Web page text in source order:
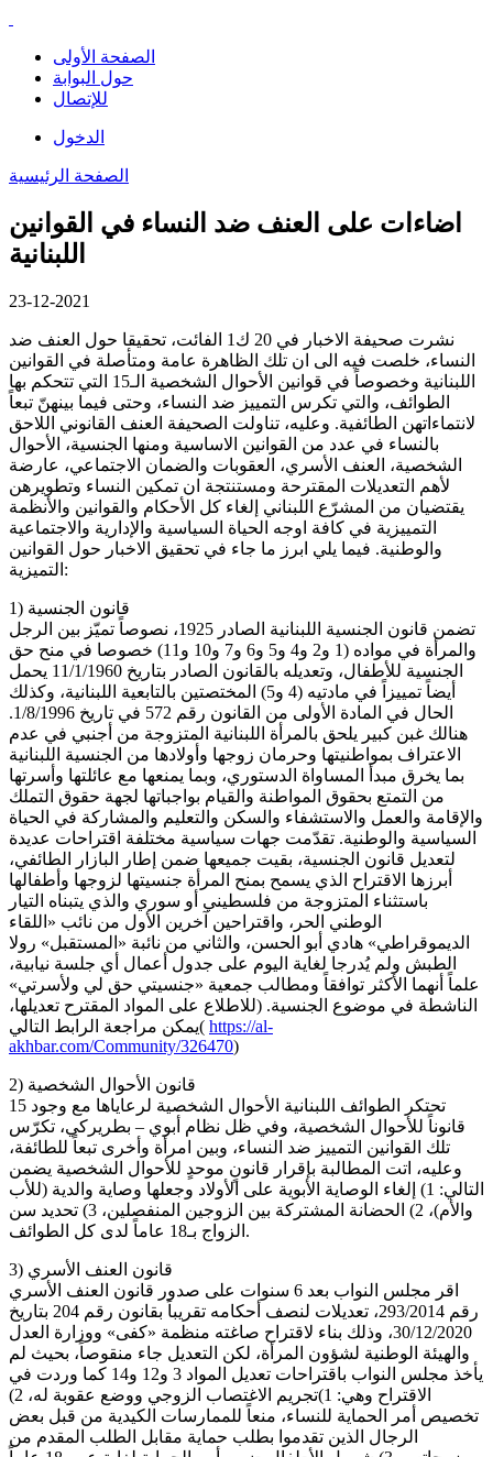
الصفحة الأولى
حول البوابة
للإتصال
الدخول
الصفحة الرئيسية
اضاءات على العنف ضد النساء في القوانين
اللبنانية
23-12-2021
نشرت صحيفة الاخبار في 20 ك1 الفائت، تحقيقا حول العنف ضد
النساء، خلصت فيه الى ان تلك الظاهرة عامة ومتأصلة في القوانين
اللبنانية وخصوصاً في قوانين الأحوال الشخصية الـ15 التي تتحكم بها
الطوائف، والتي تكرس التمييز ضد النساء، وحتى فيما بينهنّ تبعاً
لانتماءاتهن الطائفية. وعليه، تناولت الصحيفة العنف القانوني اللاحق
بالنساء في عدد من القوانين الاساسية ومنها الجنسية، الأحوال
الشخصية، العنف الأسري، العقوبات والضمان الاجتماعي، عارضة
لأهم التعديلات المقترحة ومستنتجة ان تمكين النساء وتطويرهن
يقتضيان من المشرّع اللبناني إلغاء كل الأحكام والقوانين والأنظمة
التمييزية في كافة اوجه الحياة السياسية والإدارية والاجتماعية
والوطنية. فيما يلي ابرز ما جاء في تحقيق الاخبار حول القوانين
التميزية:
1) قانون الجنسية
تضمن قانون الجنسية اللبنانية الصادر 1925، نصوصاً تميّز بين الرجل
والمرأة في مواده (1 و2 و4 و5 و6 و7 و10 و11) خصوصا في منح حق
الجنسية للأطفال، وتعديله بالقانون الصادر بتاريخ 11/1/1960 يحمل
أيضاً تمييزاً في مادتيه (4 و5) المختصتين بالتابعية اللبنانية، وكذلك
الحال في المادة الأولى من القانون رقم 572 في تاريخ 1/8/1996.
هنالك غبن كبير يلحق بالمرأة اللبنانية المتزوجة من أجنبي في عدم
الاعتراف بمواطنيتها وحرمان زوجها وأولادها من الجنسية اللبنانية
بما يخرق مبدأ المساواة الدستوري، وبما يمنعها مع عائلتها وأسرتها
من التمتع بحقوق المواطنة والقيام بواجباتها لجهة حقوق التملك
والإقامة والعمل والاستشفاء والسكن والتعليم والمشاركة في الحياة
السياسية والوطنية. تقدّمت جهات سياسية مختلفة اقتراحات عديدة
لتعديل قانون الجنسية، بقيت جميعها ضمن إطار البازار الطائفي،
أبرزها الاقتراح الذي يسمح بمنح المرأة جنسيتها لزوجها وأطفالها
باستثناء المتزوجة من فلسطيني أو سوري والذي يتبناه التيار
الوطني الحر، واقتراحين آخرين الأول من نائب «اللقاء
الديموقراطي» هادي أبو الحسن، والثاني من نائبة «المستقبل» رولا
الطبش ولم يُدرجا لغاية اليوم على جدول أعمال أي جلسة نيابية،
علماً أنهما الأكثر توافقاً ومطالب جمعية «جنسيتي حق لي ولأسرتي»
الناشطة في موضوع الجنسية. (للاطلاع على المواد المقترح تعديلها،
يمكن مراجعة الرابط التالي( https://al-
akhbar.com/Community/326470)
2) قانون الأحوال الشخصية
تحتكر الطوائف اللبنانية الأحوال الشخصية لرعاياها مع وجود 15
قانوناً للأحوال الشخصية، وفي ظل نظام أبوي – بطريركي، تكرّس
تلك القوانين التمييز ضد النساء، وبين امرأة وأخرى تبعاً للطائفة،
وعليه، اتت المطالبة بإقرار قانونٍ موحدٍ للأحوال الشخصية يضمن
التالي: 1) إلغاء الوصاية الأبوية على الأولاد وجعلها وصاية والدية (للأب
والأم)، 2) الحضانة المشتركة بين الزوجين المنفصلين، 3) تحديد سن
الزواج بـ18 عاماً لدى كل الطوائف.
3) قانون العنف الأسري
اقر مجلس النواب بعد 6 سنوات على صدور قانون العنف الأسري
رقم 293/2014، تعديلات لنصف أحكامه تقريباً بقانون رقم 204 بتاريخ
30/12/2020، وذلك بناء لاقتراح صاغته منظمة «كفى» ووزارة العدل
والهيئة الوطنية لشؤون المرأة، لكن التعديل جاء منقوصاً، بحيث لم
يأخذ مجلس النواب باقتراحات تعديل المواد 3 و12 و14 كما وردت في
الاقتراح وهي: 1)تجريم الاغتصاب الزوجي ووضع عقوبة له، 2)
تخصيص أمر الحماية للنساء، منعاً للممارسات الكيدية من قبل بعض
الرجال الذين تقدموا بطلب حماية مقابل الطلب المقدم من